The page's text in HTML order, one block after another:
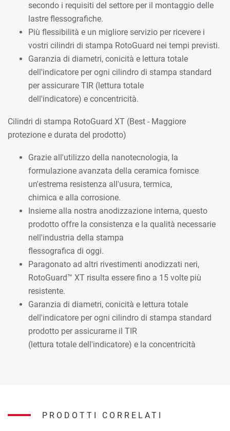
secondo i requisiti del settore per il montaggio delle
lastre flessografiche.
Più flessibilità e un migliore servizio per ricevere i
vostri cilindri di stampa RotoGuard nei tempi previsti.
Garanzia di diametri, conicità e lettura totale
dell'indicatore per ogni cilindro di stampa standard
per assicurare TIR (lettura totale
dell'indicatore) e concentricità.
Cilindri di stampa RotoGuard XT (Best - Maggiore
protezione e durata del prodotto)
Grazie all'utilizzo della nanotecnologia, la
formulazione avanzata della ceramica fornisce
un'estrema resistenza all'usura, termica,
chimica e alla corrosione.
Insieme alla nostra anodizzazione interna, questo
prodotto offre la consistenza e la qualità necessarie
nell'industria della stampa
flessografica di oggi.
Paragonato ad altri rivestimenti anodizzati neri,
RotoGuard™ XT risulta essere fino a 15 volte più
resistente.
Garanzia di diametri, conicità e lettura totale
dell'indicatore per ogni cilindro di stampa standard
prodotto per assicurarne il TIR
(lettura totale dell'indicatore) e la concentricità
PRODOTTI CORRELATI